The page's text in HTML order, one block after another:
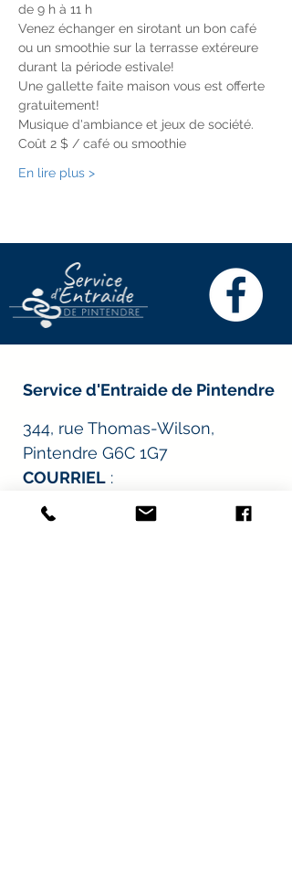
de 9 h à 11 h
Venez échanger en sirotant un bon café
ou un smoothie sur la terrasse extéreure
durant la période estivale!
Une gallette faite maison vous est offerte
gratuitement!
Musique d'ambiance et jeux de société.
Coût 2 $ / café ou smoothie
En lire plus >
Service d'Entraide de Pintendre
344, rue Thomas-Wilson,
Pintendre G6C 1G7
COURRIEL :
info@entraidepintendre.org
Tél :
418 833-6731